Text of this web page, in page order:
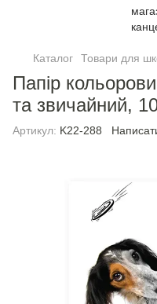
Каталог Товари для
Папiр
та звичайний,
Артикул: K22-288